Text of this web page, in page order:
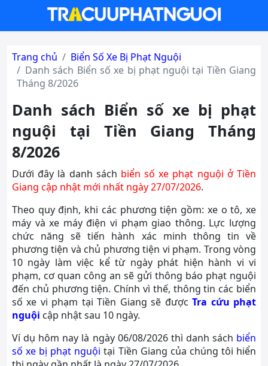
Trang chủ
Biển Số Xe Bị Phạt Nguội
Danh sách Biển số xe bị phạt nguội tại Tiền Giang
Tháng 8/2026
Danh sách Biển số xe bị phạt
nguội tại Tiền Giang Tháng
8/2026
Dưới đây là danh sách biển số xe phạt nguội ở Tiền
Giang cập nhật mới nhất ngày 27/07/2026.
Theo quy định, khi các phương tiện gồm: xe o tô, xe
máy và xe máy điện vi phạm giao thông. Lực lượng
chức năng sẽ tiến hành xác minh thông tin về
phương tiện và chủ phương tiện vi phạm. Trong vòng
10 ngày làm việc kể từ ngày phát hiện hành vi vi
phạm, cơ quan công an sẽ gửi thông báo phạt nguội
đến chủ phương tiện. Chính vì thế, thông tin các biển
số xe vi phạm tại Tiền Giang sẽ đượcTra cứu phạt
nguội cập nhật sau 10 ngày.
Ví dụ hôm nay là ngày 06/08/2026 thì danh sách biển
số xe bị phạt nguội tại Tiền Giang của chúng tôi hiển